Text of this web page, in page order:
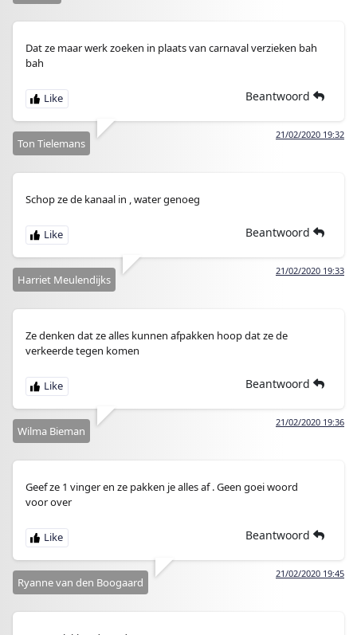
Dat ze maar werk zoeken in plaats van carnaval verzieken bah
bah
Beantwoord
21/02/2020 19:32
Ton Tielemans
Schop ze de kanaal in , water genoeg
Beantwoord
21/02/2020 19:33
Harriet Meulendijks
Ze denken dat ze alles kunnen afpakken hoop dat ze de
verkeerde tegen komen
Beantwoord
21/02/2020 19:36
Wilma Bieman
Geef ze 1 vinger en ze pakken je alles af . Geen goei woord
voor over
Beantwoord
21/02/2020 19:45
Ryanne van den Boogaard